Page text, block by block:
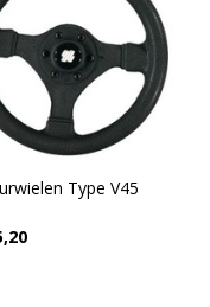
Type V45